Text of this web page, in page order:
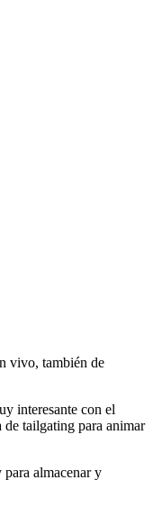
vivo, también de
interesante con el
de tailgating para animar
almacenar y